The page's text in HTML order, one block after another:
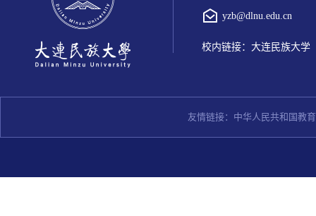
yzb@dlnu.edu.cn
校内链接： 大连民族大学
友情链接： 中华人民共和国教